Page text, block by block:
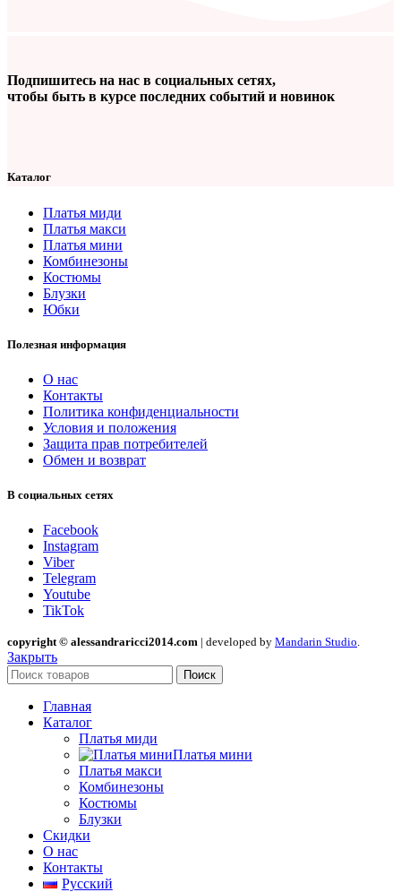
Подпишитесь на нас в социальных сетях,
чтобы быть в курсе последних событий и новинок
Каталог
Платья миди
Платья макси
Платья мини
Комбинезоны
Костюмы
Блузки
Юбки
Полезная информация
О нас
Контакты
Политика конфиденциальности
Условия и положения
Защита прав потребителей
Обмен и возврат
В социальных сетях
Facebook
Instagram
Viber
Telegram
Youtube
TikTok
copyright © alessandraricci2014.com | developed by Mandarin Studio.
Закрыть
Поиск
Главная
Каталог
Платья миди
Платья мини
Платья макси
Комбинезоны
Костюмы
Блузки
Скидки
О нас
Контакты
Русский